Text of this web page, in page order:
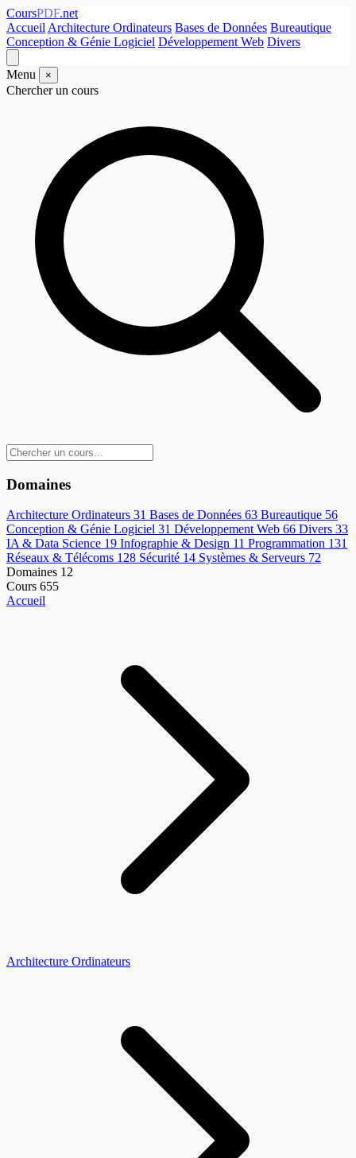
CoursPDF.net
Accueil Architecture Ordinateurs Bases de Données Bureautique
Conception & Génie Logiciel Développement Web Divers
Menu ×
Chercher un cours
Domaines
Architecture Ordinateurs 31 Bases de Données 63 Bureautique 56
Conception & Génie Logiciel 31 Développement Web 66 Divers 33
IA & Data Science 19 Infographie & Design 11 Programmation 131
Réseaux & Télécoms 128 Sécurité 14 Systèmes & Serveurs 72
Domaines 12
Cours 655
Accueil
Architecture Ordinateurs